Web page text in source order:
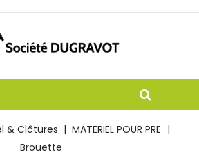
& Clôtures
MATERIEL POUR PRE
Brouette